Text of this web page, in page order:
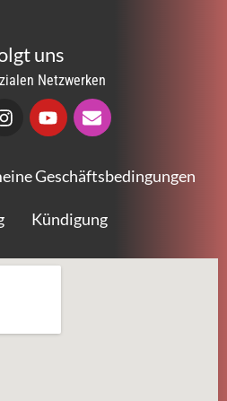
uns
Netzwerken
Geschäftsbedingungen
Kündigung